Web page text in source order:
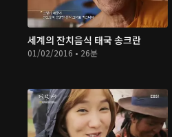
세계의 잔치음식 태국 송크란
01/02/2016 • 26분